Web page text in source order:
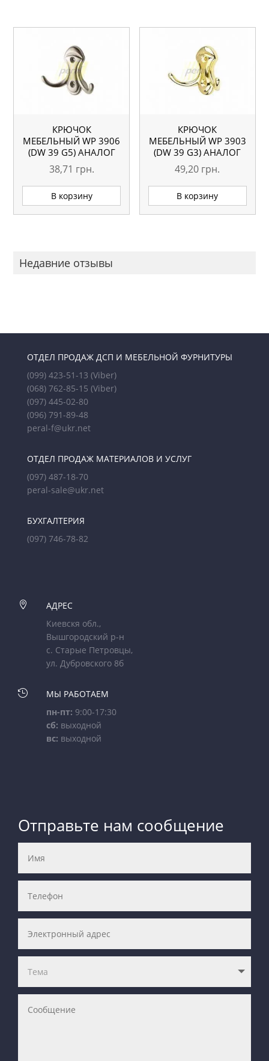
КРЮЧОК
МЕБЕЛЬНЫЙ WР 3906
(DW 39 G5) АНАЛОГ
38,71 грн.
В корзину
КРЮЧОК
МЕБЕЛЬНЫЙ WР 3903
(DW 39 G3) АНАЛОГ
49,20 грн.
В корзину
Недавние отзывы
ОТДЕЛ ПРОДАЖ ДСП И МЕБЕЛЬНОЙ ФУРНИТУРЫ
(099) 423-51-13 (Viber)
(068) 762-85-15 (Viber)
(097) 445-02-80
(096) 791-89-48
peral-f@ukr.net
ОТДЕЛ ПРОДАЖ МАТЕРИАЛОВ И УСЛУГ
(097) 487-18-70
peral-sale@ukr.net
БУХГАЛТЕРИЯ
(097) 746-78-82

АДРЕС
Киевскя обл.,
Вышгородский р-н
с. Старые Петровцы,
ул. Дубровского 8б

МЫ РАБОТАЕМ
пн-пт: 9:00-17:30
сб: выходной
вс: выходной
Отправьте нам сообщение